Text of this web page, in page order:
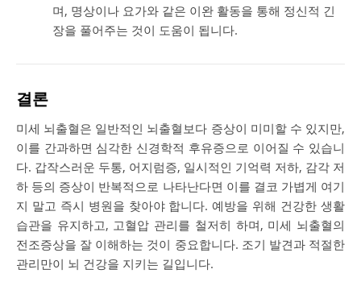
며, 명상이나 요가와 같은 이완 활동을 통해 정신적 긴
장을 풀어주는 것이 도움이 됩니다.
결론
미세 뇌출혈은 일반적인 뇌출혈보다 증상이 미미할 수 있지만,
이를 간과하면 심각한 신경학적 후유증으로 이어질 수 있습니
다. 갑작스러운 두통, 어지럼증, 일시적인 기억력 저하, 감각 저
하 등의 증상이 반복적으로 나타난다면 이를 결코 가볍게 여기
지 말고 즉시 병원을 찾아야 합니다. 예방을 위해 건강한 생활
습관을 유지하고, 고혈압 관리를 철저히 하며, 미세 뇌출혈의
전조증상을 잘 이해하는 것이 중요합니다. 조기 발견과 적절한
관리만이 뇌 건강을 지키는 길입니다.